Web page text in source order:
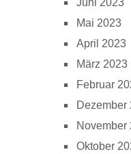
Juni 2023
Mai 2023
April 2023
März 2023
Februar
Dezember
November
Oktober